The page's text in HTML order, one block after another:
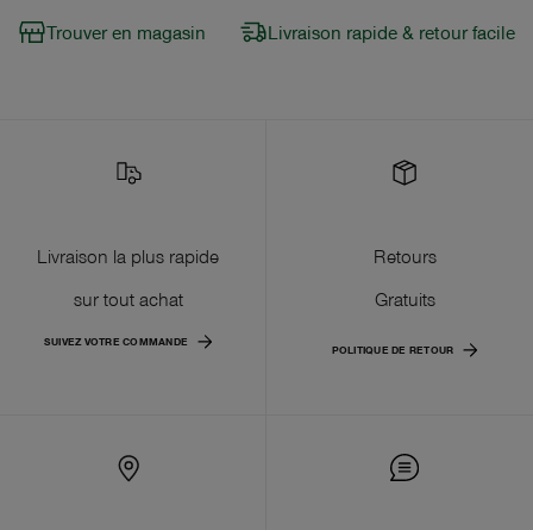
Trouver en magasin Livraison rapide & retour facile
Livraison la plus rapide
sur tout achat
SUIVEZ VOTRE COMMANDE
Retours
Gratuits
POLITIQUE DE RETOUR